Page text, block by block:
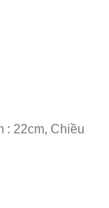
: 22cm, Chiều